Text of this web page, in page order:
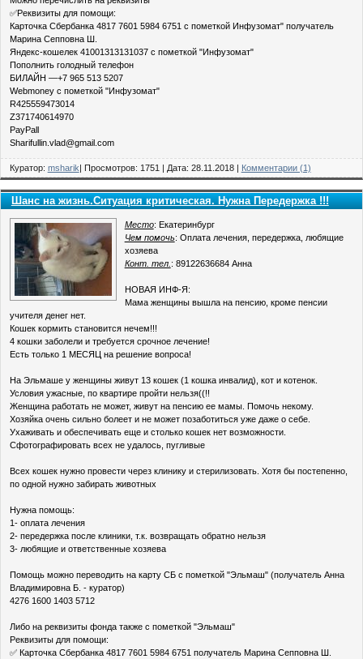
✅Реквизиты для помощи:
Карточка Сбербанка 4817 7601 5984 6751 с пометкой Инфузомат" получатель
Марина Сепповна Ш.
Яндекс-кошелек 41001313131037 с пометкой "Инфузомат"
Пополнить голодный телефон
БИЛАЙН —+7 965 513 5207
Webmoney с пометкой "Инфузомат"
R425559473014
Z371740614970
PayPall
Sharifullin.vlad@gmail.com
Куратор: msharik| Просмотров: 1751 | Дата: 28.11.2018 | Комментарии (1)
Шанс на жизнь.Ситуация критическая. Нужна Передержка !!!
Место: Екатеринбург
Чем помочь: Оплата лечения, передержка, любящие
хозяева
Конт. тел. : 89122636684 Анна
НОВАЯ ИНФ-Я:
Мама женщины вышла на пенсию, кроме пенсии
учителя денег нет.
Кошек кормить становится нечем!!!
4 кошки заболели и требуется срочное лечение!
Есть только 1 МЕСЯЦ на решение вопроса!
На Эльмаше у женщины живут 13 кошек (1 кошка инвалид), кот и котенок.
Условия ужасные, по квартире пройти нельзя((!!
Женщина работать не может, живут на пенсию ее мамы. Помочь некому.
Хозяйка очень сильно болеет и не может позаботиться уже даже о себе.
Ухаживать и обеспечивать еще и столько кошек нет возможности.
Сфотографировать всех не удалось, пугливые
Всех кошек нужно провести через клинику и стерилизовать. Хотя бы постепенно,
по одной нужно забирать животных
Нужна помощь:
1- оплата лечения
2- передержка после клиники, т.к. возвращать обратно нельзя
3- любящие и ответственные хозяева
Помощь можно переводить на карту СБ с пометкой "Эльмаш" (получатель Анна
Владимировна Б. - куратор)
4276 1600 1403 5712
Либо на реквизиты фонда также с пометкой "Эльмаш"
Реквизиты для помощи:
✅ Карточка Сбербанка 4817 7601 5984 6751 получатель Марина Сепповна Ш.